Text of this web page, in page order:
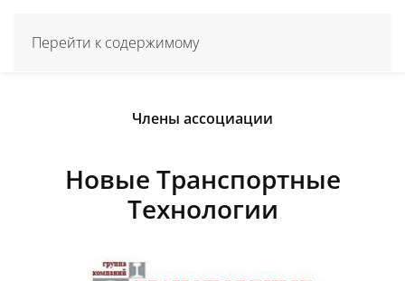
Перейти к содержимому
Члены ассоциации
Новые Транспортные
Технологии